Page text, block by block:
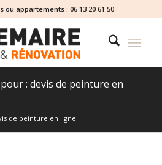
ou appartements : 06 13 20 61 50
: devis de peinture en
de peinture en ligne